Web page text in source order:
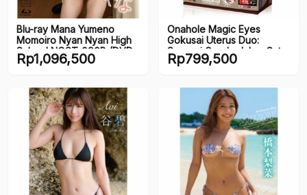
Blu-ray Mana Yumeno
Momoiro Nyan Nyan High
School NOST-090B (DVD
JAV/JP)
Rp1,096,500
Onahole Magic Eyes
Gokusai Uterus Duo:
Sensasi Ganda dalam Satu
onahole Realistis (150mm)
Rp799,500